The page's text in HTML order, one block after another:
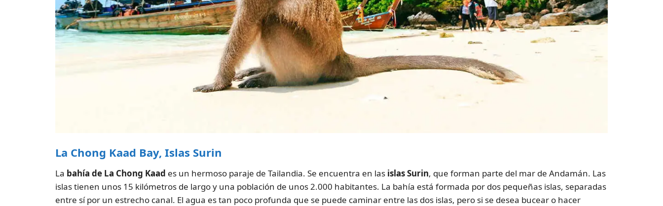
La Chong Kaad Bay, Islas Surin
La bahía de La Chong Kaad es un hermoso paraje de Tailandia. Se encuentra en las islas Surin, que forman parte del mar de Andamán. Las
islas tienen unos 15 kilómetros de largo y una población de unos 2.000 habitantes. La bahía está formada por dos pequeñas islas, separadas
entre sí por un estrecho canal. El agua es tan poco profunda que se puede caminar entre las dos islas, pero si se desea bucear o hacer